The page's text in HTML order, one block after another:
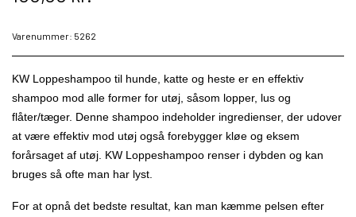
Varenummer: 5262
KW Loppeshampoo til hunde, katte og heste er en effektiv
shampoo mod alle former for utøj, såsom lopper, lus og
flåter/tæger. Denne shampoo indeholder ingredienser, der udover
at være effektiv mod utøj også forebygger kløe og eksem
forårsaget af utøj. KW Loppeshampoo renser i dybden og kan
bruges så ofte man har lyst.
For at opnå det bedste resultat, kan man kæmme pelsen efter